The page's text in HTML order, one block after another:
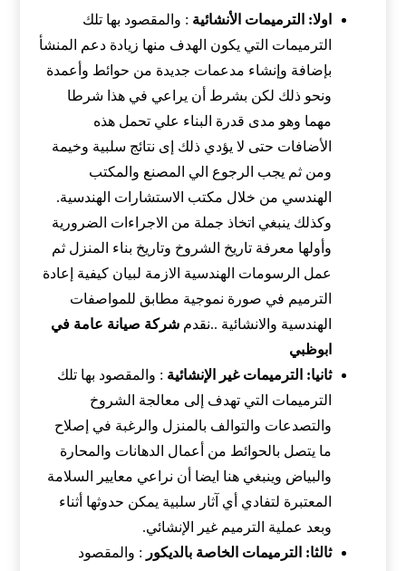
اولا: الترميمات الأنشائية : والمقصود بها تلك
الترميمات التي يكون الهدف منها زيادة دعم المنشأ
بإضافة وإنشاء مدعمات جديدة من حوائط وأعمدة
ونحو ذلك لكن بشرط أن يراعي في هذا شرطا
مهما وهو مدى قدرة البناء علي تحمل هذه
الأضافات حتى لا يؤدي ذلك إى نتائج سلبية وخيمة
ومن ثم يجب الرجوع الي المصنع والمكتب
الهندسي من خلال مكتب الاستشارات الهندسية.
وكذلك ينبغي اتخاذ جملة من الاجراءات الضرورية
وأولها معرفة تاريخ الشروخ وتاريخ بناء المنزل ثم
عمل الرسومات الهندسية الازمة لبيان كيفية إعادة
الترميم في صورة نموجية مطابق للمواصفات
الهندسية والانشائية ..نقدمشركة صيانة عامة في
ابوظبي
ثانيا: الترميمات غير الإنشائية : والمقصود بها تلك
الترميمات التي تهدف إلى معالجة الشروخ
والتصدعات والتوالف بالمنزل والرغبة في إصلاح
ما يتصل بالحوائط من أعمال الدهانات والمحارة
والبياض وينبغي هنا ايضا أن نراعي معايير السلامة
المعتبرة لتفادي أي آثار سلبية يمكن حدوثها أثناء
وبعد عملية الترميم غير الإنشائي.
ثالثا: الترميمات الخاصة بالديكور : والمقصود